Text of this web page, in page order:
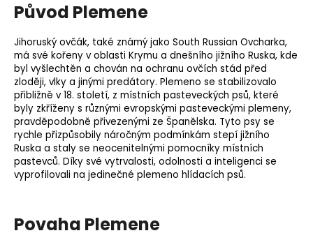
Původ Plemene
Jihoruský ovčák, také známý jako South Russian Ovcharka,
má své kořeny v oblasti Krymu a dnešního jižního Ruska, kde
byl vyšlechtěn a chován na ochranu ovčích stád před
zloději, vlky a jinými predátory. Plemeno se stabilizovalo
přibližně v 18. století, z místních pasteveckých psů, které
byly zkříženy s různými evropskými pasteveckými plemeny,
pravděpodobně přivezenými ze Španělska. Tyto psy se
rychle přizpůsobily náročným podmínkám stepí jižního
Ruska a staly se neocenitelnými pomocníky místních
pastevců. Díky své vytrvalosti, odolnosti a inteligenci se
vyprofilovali na jedinečné plemeno hlídacích psů.
Povaha Plemene
u
e
m
e